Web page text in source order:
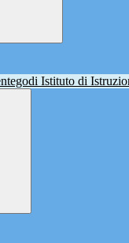
Istituto di